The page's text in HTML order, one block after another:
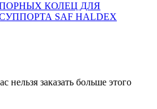
КОЛЕЦ ДЛЯ
SAF HALDEX
нельзя заказать больше этого